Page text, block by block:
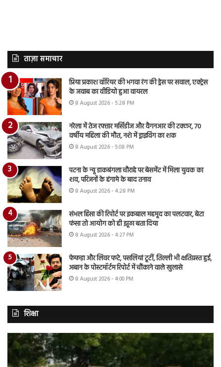
ताज़ा समाचार
प्रिया प्रकाश वॉरियर की भगवा रंग की ड्रेस पर सवाल, एक्ट्रेस
के जवाब का वीडियो हुआ वायरल
8 August 2026 - 5:28 PM
नरेला में तेज रफ्तार मर्सिडीज और वैगनआर की टक्कर, 70
वर्षीय महिला की मौत, नशे में ड्राइविंग का शक
8 August 2026 - 5:08 PM
पटना के न्यू डाकबंगला चौराहे पर बेसमेंट में मिला युवक का
शव, परिजनों के हंगामे के बाद तनाव
8 August 2026 - 4:28 PM
संभल हिंसा की रिपोर्ट पर इकबाल महमूद का पलटवार, बेटा
फंसा तो आयोग को ही झूठा बता दिया
8 August 2026 - 4:27 PM
फेफड़ा और लिवर फटे, पसलियां टूटीं, तिल्ली भी क्षतिग्रस्त हुई,
अबान के पोस्टमॉर्टम रिपोर्ट में चौंकाने वाले खुलासे
8 August 2026 - 4:00 PM
शिक्षा